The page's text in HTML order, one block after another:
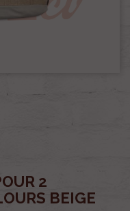
2
BEIGE